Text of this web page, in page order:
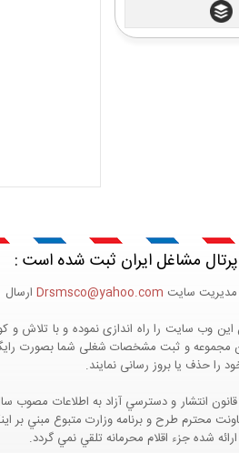
مشاغل ایران ثبت شده است :
مدیریت سایت Drsmsco@yahoo.com ارسال
و ثبت مشخصات شغلی شما بصورت رایگان
را حذف یا بروز رسانی نمایند.
5 و 9 آيين نامه اجرايي و همچنين با تکيه بر نامه شماره 111321/60 مورخ 18/05/1394
شده جزء اقلام محرمانه تلقي نمي گردد.